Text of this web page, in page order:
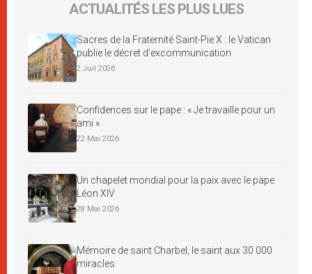
ACTUALITÉS LES PLUS LUES
Sacres de la Fraternité Saint-Pie X : le Vatican
publie le décret d’excommunication
2 Juil 2026
Confidences sur le pape : « Je travaille pour un
ami »
22 Mai 2026
Un chapelet mondial pour la paix avec le pape
Léon XIV
28 Mai 2026
Mémoire de saint Charbel, le saint aux 30 000
miracles